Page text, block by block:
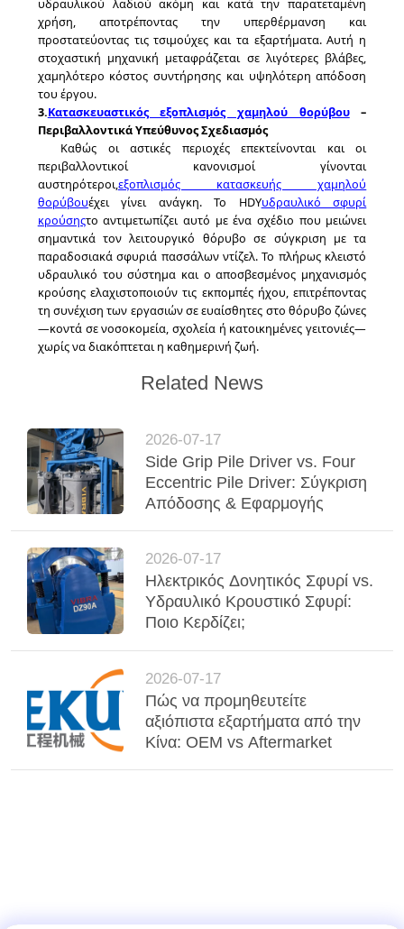
υδραυλικού λαδιού ακόμη και κατά την παρατεταμένη
χρήση, αποτρέποντας την υπερθέρμανση και
προστατεύοντας τις τσιμούχες και τα εξαρτήματα. Αυτή η
στοχαστική μηχανική μεταφράζεται σε λιγότερες βλάβες,
χαμηλότερο κόστος συντήρησης και υψηλότερη απόδοση
του έργου.
3.Κατασκευαστικός εξοπλισμός χαμηλού θορύβου
–
Περιβαλλοντικά Υπεύθυνος Σχεδιασμός
Καθώς οι αστικές περιοχές επεκτείνονται και οι
περιβαλλοντικοί κανονισμοί γίνονται
αυστηρότεροι,εξοπλισμός κατασκευής χαμηλού
θορύβουέχει γίνει ανάγκη. Το HDYυδραυλικό σφυρί
κρούσηςτο αντιμετωπίζει αυτό με ένα σχέδιο που μειώνει
σημαντικά τον λειτουργικό θόρυβο σε σύγκριση με τα
παραδοσιακά σφυριά πασσάλων ντίζελ. Το πλήρως κλειστό
υδραυλικό του σύστημα και ο αποσβεσμένος μηχανισμός
κρούσης ελαχιστοποιούν τις εκπομπές ήχου, επιτρέποντας
τη συνέχιση των εργασιών σε ευαίσθητες στο θόρυβο ζώνες
—κοντά σε νοσοκομεία, σχολεία ή κατοικημένες γειτονιές—
χωρίς να διακόπτεται η καθημερινή ζωή.
Related News
2026-07-17
Side Grip Pile Driver vs. Four
Eccentric Pile Driver: Σύγκριση
Απόδοσης & Εφαρμογής
2026-07-17
Ηλεκτρικός Δονητικός Σφυρί vs.
Υδραυλικό Κρουστικό Σφυρί:
Ποιο Κερδίζει;
2026-07-17
Πώς να προμηθευτείτε
αξιόπιστα εξαρτήματα από την
Κίνα: OEM vs Aftermarket